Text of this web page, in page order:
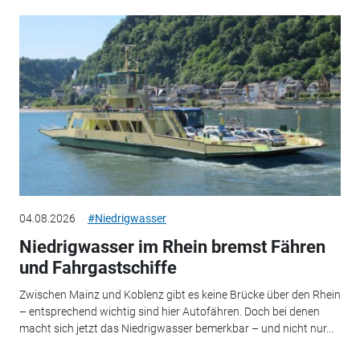
04.08.2026 #Niedrigwasser
Niedrigwasser im Rhein bremst Fähren
und Fahrgastschiffe
Zwischen Mainz und Koblenz gibt es keine Brücke über den Rhein
– entsprechend wichtig sind hier Autofähren. Doch bei denen
macht sich jetzt das Niedrigwasser bemerkbar – und nicht nur...